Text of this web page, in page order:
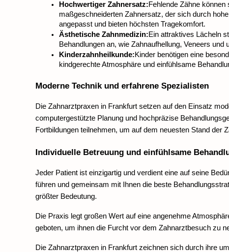
Hochwertiger Zahnersatz:Fehlende Zähne
maßgeschneiderten Zahnersatz, der sich durch
angepasst und bieten höchsten Tragekomfort.
Ästhetische Zahnmedizin:Ein attraktives Lächeln
Behandlungen an, wie Zahnaufhellung, Veneers
Kinderzahnheilkunde:Kinder benötigen eine
kindgerechte Atmosphäre und einfühlsame
Moderne Technik und erfahrene Spezialisten
Die Zahnarztpraxen in Frankfurt setzen auf den Einsatz
computergestützte Planung und hochpräzise
Fortbildungen teilnehmen, um auf dem neuesten Stand der
Individuelle Betreuung und einfühlsame
Jeder Patient ist einzigartig und verdient eine auf seine
führen und gemeinsam mit Ihnen die beste
größter Bedeutung.
Die Praxis legt großen Wert auf eine angenehme
geboten, um ihnen die Furcht vor dem Zahnarztbesuch zu
Die Zahnarztpraxen in Frankfurt zeichnen sich durch ihre